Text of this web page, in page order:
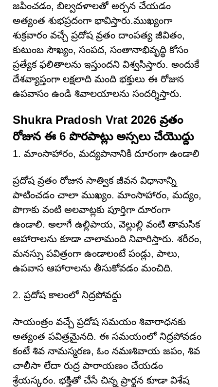
జపించడం, బిల్వదళాలతో అర్చన చేయడం
అత్యంత శుభప్రదంగా భావిస్తారు.ముఖ్యంగా
శుక్రవారం వచ్చే ప్రదోష వ్రతం దాంపత్య జీవితం,
కుటుంబ సౌఖ్యం, సంపద, సంతానాభివృద్ధి కోసం
ప్రత్యేక ఫలితాలను ఇస్తుందని విశ్వసిస్తారు. అందుకే
దేశవ్యాప్తంగా లక్షలాది మంది భక్తులు ఈ రోజున
ఉపవాసం ఉండి శివాలయాలను సందర్శిస్తారు.
Shukra Pradosh Vrat 2026 వ్రతం
రోజున ఈ 6 పొరపాట్లు అస్సలు చేయొద్దు
1. మాంసాహారం, మద్యపానానికి దూరంగా ఉండాలి
ప్రదోష వ్రతం రోజున సాత్విక జీవన విధానాన్ని
పాటించడం చాలా ముఖ్యం. మాంసాహారం, మద్యం,
పొగాకు వంటి అలవాట్లకు పూర్తిగా దూరంగా
ఉండాలి. అలాగే ఉల్లిపాయ, వెల్లుల్లి వంటి తామసిక
ఆహారాలను కూడా చాలామంది నివారిస్తారు. శరీరం,
మనస్సు పవిత్రంగా ఉండాలంటే పండ్లు, పాలు,
ఉపవాస ఆహారాలను తీసుకోవడం మంచిది.
2. ప్రదోష కాలంలో నిద్రపోవద్దు
సాయంత్రం వచ్చే ప్రదోష సమయం శివారాధనకు
అత్యంత పవిత్రమైనది. ఈ సమయంలో నిద్రపోవడం
కంటే శివ నామస్మరణ, ఓం నమఃశివాయ జపం, శివ
చాలీసా లేదా రుద్ర పారాయణం చేయడం
శ్రేయస్కరం. భక్తితో చేసే చిన్న ప్రార్థన కూడా విశేష